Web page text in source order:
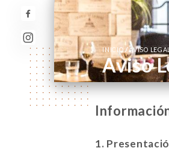
INICIO/AVISO
Aviso
1.